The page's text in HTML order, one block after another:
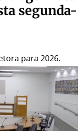
segunda-
para 2026.